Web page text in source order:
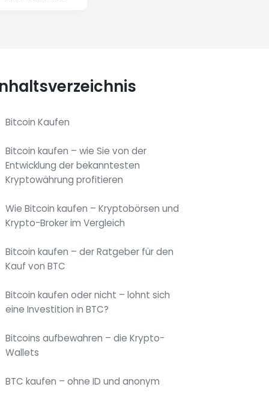
Bitcoin Kaufen
Bitcoin kaufen – wie Sie von der
Entwicklung der bekanntesten
Kryptowährung profitieren
Wie Bitcoin kaufen – Kryptobörsen und
Krypto-Broker im Vergleich
Bitcoin kaufen – der Ratgeber für den
Kauf von BTC
Bitcoin kaufen oder nicht – lohnt sich
eine Investition in BTC?
Bitcoins aufbewahren – die Krypto-
Wallets
BTC kaufen – ohne ID und anonym